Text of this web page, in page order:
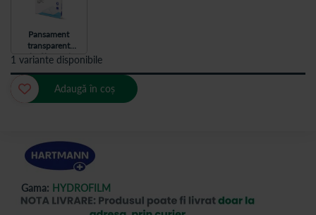
Gama: HYDROFILM
Pansament
transparent
Hydrofilm, 10*15
cm, 10 bucati,
HartMann
1 variante disponibile
Adaugă în coș